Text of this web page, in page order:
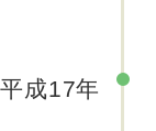
平成17年